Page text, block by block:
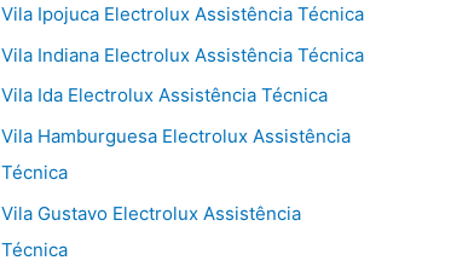
Vila Ipojuca Electrolux Assistência Técnica
Vila Indiana Electrolux Assistência Técnica
Vila Ida Electrolux Assistência Técnica
Vila Hamburguesa Electrolux Assistência
Técnica
Vila Gustavo Electrolux Assistência
Técnica